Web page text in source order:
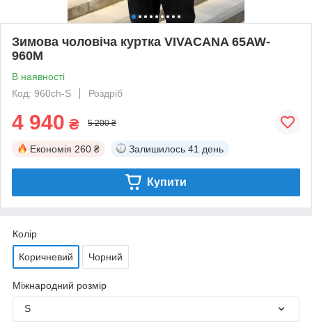
Зимова чоловіча куртка VIVACANA 65AW-
960M
В наявності
Код: 960ch-S
Роздріб
4 940 ₴ 5 200 ₴
Економія 260 ₴ Залишилось 41 день
Купити
Колір
Коричневий Чорний
Міжнародний розмір
S